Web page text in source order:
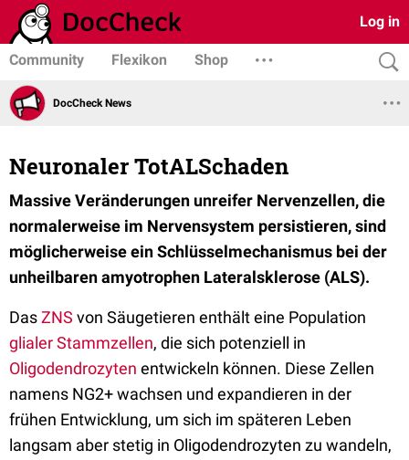
Log in
Community Flexikon Shop
DocCheck News
Neuronaler TotALSchaden
Massive Veränderungen unreifer Nervenzellen, die
normalerweise im Nervensystem persistieren, sind
möglicherweise ein Schlüsselmechanismus bei der
unheilbaren amyotrophen Lateralsklerose (ALS).
DasZNS von Säugetieren enthält eine Population
glialer Stammzellen, die sich potenziell in
Oligodendrozyten entwickeln können. Diese Zellen
namens NG2+ wachsen und expandieren in der
frühen Entwicklung, um sich im späteren Leben
langsam aber stetig in Oligodendrozyten zu wandeln,